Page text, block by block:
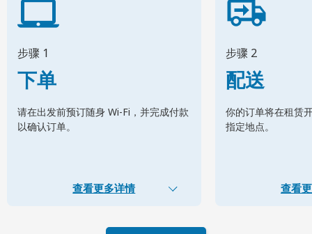
步骤 1
下单
请在出发前预订随身 Wi-Fi，并完成付款
以确认订单。
查看更多详情
步骤 2
配送
你的订单将在租赁
指定地点。
查看